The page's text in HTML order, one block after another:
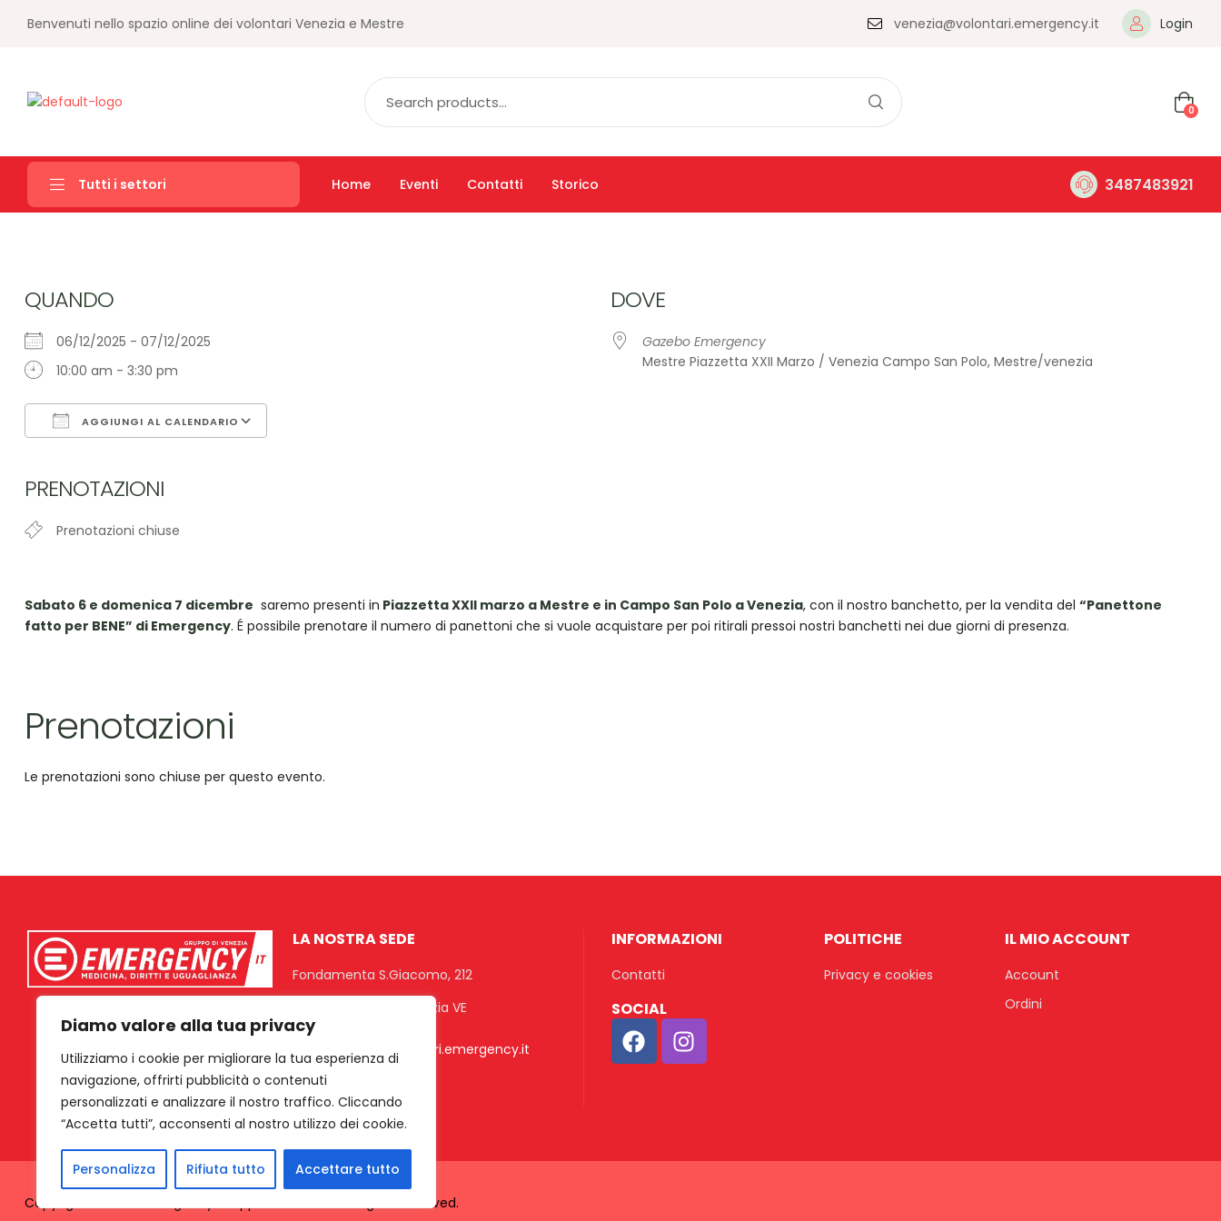
Diamo valore alla tua privacy
Utilizziamo i cookie per migliorare la tua esperienza di
navigazione, offrirti pubblicità o contenuti
personalizzati e analizzare il nostro traffico. Cliccando
“Accetta tutti”, acconsenti al nostro utilizzo dei cookie.
Personalizza Rifiuta tutto Accettare tutto
Benvenuti nello spazio online dei volontari Venezia e Mestre venezia@volontari.emergency.it Login
0
Tutti i settori Home Eventi Contatti Storico 3487483921
QUANDO
06/12/2025 - 07/12/2025
10:00 am - 3:30 pm
AGGIUNGI AL CALENDARIO
PRENOTAZIONI
Prenotazioni chiuse
DOVE
Gazebo Emergency
Mestre Piazzetta XXII Marzo / Venezia Campo San Polo, Mestre/venezia
Sabato 6 e domenica 7 dicembre saremo presenti in Piazzetta XXII marzo a Mestre e in Campo San Polo a Venezia, con il nostro banchetto, per la vendita del “Panettone
fatto per BENE” di Emergency. É possibile prenotare il numero di panettoni che si vuole acquistare per poi ritirali pressoi nostri banchetti nei due giorni di presenza.
Prenotazioni
Le prenotazioni sono chiuse per questo evento.
LA NOSTRA SEDE
Fondamenta S.Giacomo, 212
30133 Giudecca-Venezia VE
venezia@volontari.emergency.it
3487483921
INFORMAZIONI
Contatti
SOCIAL
POLITICHE
Privacy e cookies
IL MIO ACCOUNT
Account
Ordini
Copyright © 2024 Emergency Gruppo di Venezia. All Rights Reserved.